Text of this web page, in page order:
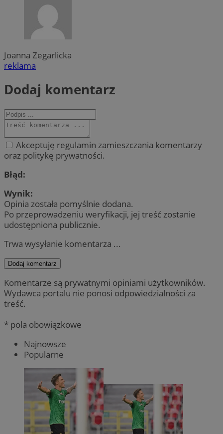
Joanna Zegarlicka
reklama
Dodaj komentarz
Akceptuję regulamin zamieszczania komentarzy
oraz politykę prywatności.
Błąd:
Wynik:
Opinia została pomyślnie dodana.
Po przeprowadzeniu weryfikacji, jej treść zostanie
udostępniona publicznie.
Trwa wysyłanie komentarza ...
Dodaj komentarz
Komentarze są prywatnymi opiniami użytkowników.
Wydawca portalu nie ponosi odpowiedzialności za
treść.
* pola obowiązkowe
Najnowsze
Popularne